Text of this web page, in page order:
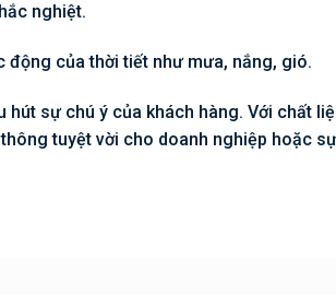
nghiệt.
động của thời tiết như mưa, nắng, gió.
sự chú ý của khách hàng. Với chất
tuyệt vời cho doanh nghiệp hoặc